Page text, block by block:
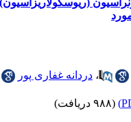
(ریوسکولاریزاسیون)
،دردانه غفاری پور
(۹۸۸ دریافت)